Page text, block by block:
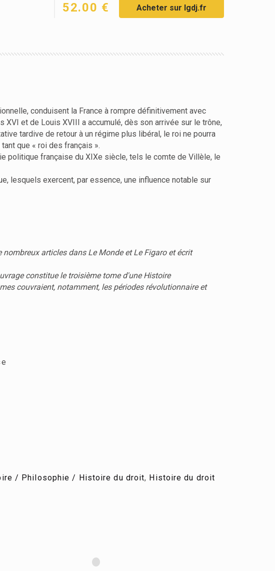
52.00 € Acheter sur lgdj.fr
conduisent la France à rompre définitivement avec
et de Louis XVIII a accumulé, dès son arrivée sur le trône,
tardive de retour à un régime plus libéral, le roi ne pourra
que « roi des français ».
politique française du XIXe siècle, tels le comte de Villèle, le
lesquels exercent, par essence, une influence notable sur
articles dans Le Monde et Le Figaro et écrit
constitue le troisième tome d'une Histoire
couvraient, notamment, les périodes révolutionnaire et
/ Philosophie / Histoire du droit, Histoire du droit